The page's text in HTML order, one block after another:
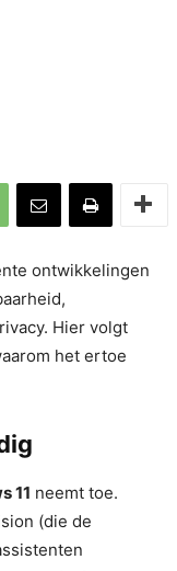
ontwikkelingen
Hier volgt
het ertoe
11 neemt toe.
(die de